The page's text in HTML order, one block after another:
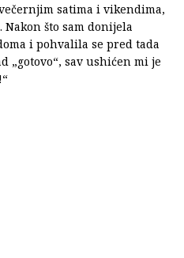
satima i vikendima,
što sam donijela
i pohvalila se pred tada
„gotovo“, sav ushićen mi je